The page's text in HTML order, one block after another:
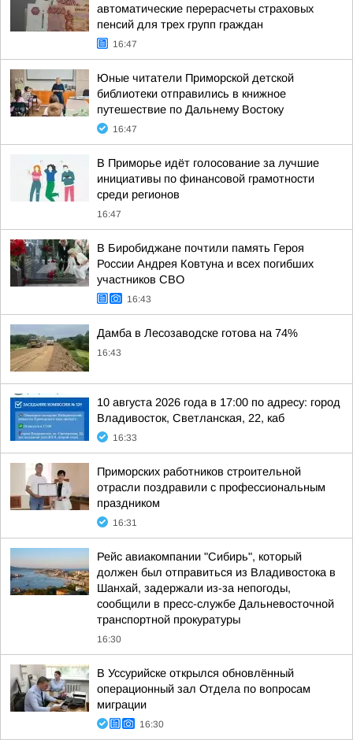
автоматические перерасчеты страховых
пенсий для трех групп граждан
16:47
Юные читатели Приморской детской
библиотеки отправились в книжное
путешествие по Дальнему Востоку
16:47
В Приморье идёт голосование за лучшие
инициативы по финансовой грамотности
среди регионов
16:47
В Биробиджане почтили память Героя
России Андрея Ковтуна и всех погибших
участников СВО
16:43
Дамба в Лесозаводске готова на 74%
16:43
10 августа 2026 года в 17:00 по адресу: город
Владивосток, Светланская, 22, каб
16:33
Приморских работников строительной
отрасли поздравили с профессиональным
праздником
16:31
Рейс авиакомпании "Сибирь", который
должен был отправиться из Владивостока в
Шанхай, задержали из-за непогоды,
сообщили в пресс-службе Дальневосточной
транспортной прокуратуры
16:30
В Уссурийске открылся обновлённый
операционный зал Отдела по вопросам
миграции
16:30